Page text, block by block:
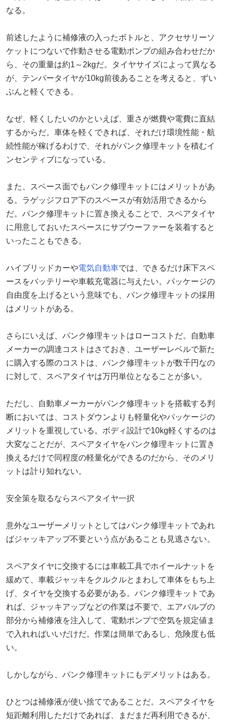
なる。
前述したように補修液の入ったボトルと、アクセサリーソ
ケットにつないで作動させる電動ポンプの組み合わせだか
ら、その重量は約1～2kgだ。タイヤサイズによって異なる
が、テンパータイヤが10kg前後あることを考えると、ずい
ぶんと軽くできる。
なぜ、軽くしたいのかといえば、重さが燃費や電費に直結
するからだ。車体を軽くできれば、それだけ環境性能・航
続性能が稼げるわけで、それがパンク修理キットを積むイ
ンセンティブになっている。
また、スペース面でもパンク修理キットにはメリットがあ
る。ラゲッジフロア下のスペースが有効活用できるから
だ。パンク修理キットに置き換えることで、スペアタイヤ
に用意しておいたスペースにサブウーファーを装着すると
いったこともできる。
ハイブリッドカーや電気自動車では、できるだけ床下スペ
ースをバッテリーや車載充電器に与えたい。パッケージの
自由度を上げるという意味でも、パンク修理キットの採用
はメリットがある。
さらにいえば、パンク修理キットはローコストだ。自動車
メーカーの調達コストはさておき、ユーザーレベルで新た
に購入する際のコストは、パンク修理キットが数千円なの
に対して、スペアタイヤは万円単位となることが多い。
ただし、自動車メーカーがパンク修理キットを搭載する判
断においては、コストダウンよりも軽量化やパッケージの
メリットを重視している。ボディ設計で10kg軽くするのは
大変なことだが、スペアタイヤをパンク修理キットに置き
換えるだけで同程度の軽量化ができるのだから、そのメリ
ットは計り知れない。
安全策を取るならスペアタイヤ一択
意外なユーザーメリットとしてはパンク修理キットであれ
ばジャッキアップ不要という点があることも見逃さない。
スペアタイヤに交換するには車載工具でホイールナットを
緩めて、車載ジャッキをクルクルとまわして車体をもち上
げ、タイヤを交換する必要がある。パンク修理キットであ
れば、ジャッキアップなどの作業は不要で、エアバルブの
部分から補修液を注入して、電動ポンプで空気を規定値ま
で入れればいいだけだ。作業は簡単であるし、危険度も低
い。
しかしながら、パンク修理キットにもデメリットはある。
ひとつは補修液が使い捨てであることだ。スペアタイヤを
短距離利用しただけであれば、まだまだ再利用できるが、